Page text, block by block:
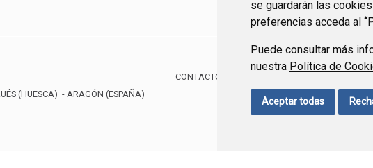
se guardarán las
preferencias acceda al
Puede consultar más
nuestra Política de
Aceptar todas
(HUESCA) - ARAGÓN (ESPAÑA)
CONTACTO